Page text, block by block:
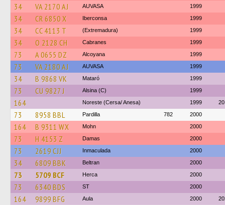
34 VA 2170 AJ AUVASA 1999
34 CR 6850 X Iberconsa 1999
34 CC 4113 T (Extremadura) 1999
34 O 2128 CH Cabranes 1999
73 A 0655 DZ Alcoyana 1999
73 VA 2180 AJ AUVASA 1999
34 B 9868 VK Mataró 1999
73 CU 9827 J Alsina (C) 1999
164 Noreste (Cersa/ Anesa) 1999
73 8958 BBL Pardilla 782 2000
164 B 9311 WX Mohn 2000
73 H 4153 Z Damas 2000
73 2619 CJJ Inmaculada 2000
34 6809 BBK Beltran 2000
73 5709 BCF Herca 2000
73 6340 BDS ST 2000
164 9899 BFG Aula 2000